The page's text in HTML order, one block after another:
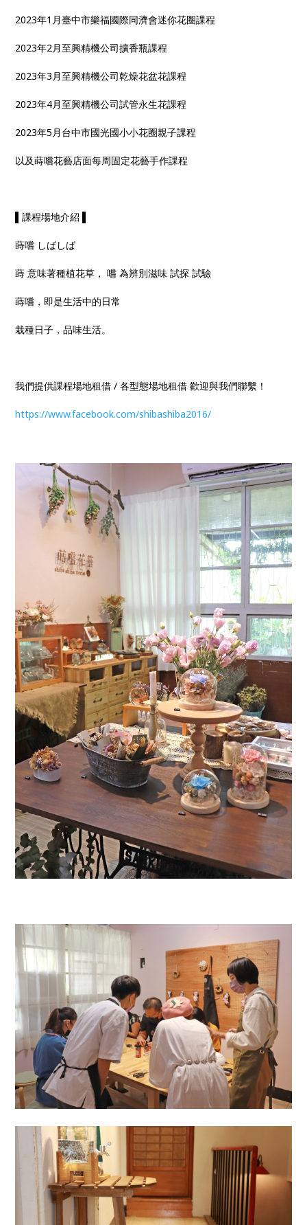
2023年1月臺中市樂福國際同濟會迷你花圈課程
2023年2月至興精機公司擴香瓶課程
2023年3月至興精機公司乾燥花盆花課程
2023年4月至興精機公司試管永生花課程
2023年5月台中市國光國小小花圈親子課程
以及蒔嚐花藝店面每周固定花藝手作課程
▌課程場地介紹 ▌
蒔嚐 しばしば
蒔 意味著種植花草， 嚐 為辨別滋味 試探 試驗
蒔嚐，即是生活中的日常
栽種日子，品味生活。
我們提供課程場地租借 / 各型態場地租借 歡迎與我們聯繫！
https://www.facebook.com/shibashiba2016/